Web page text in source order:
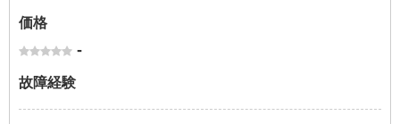
価格
-
故障経験